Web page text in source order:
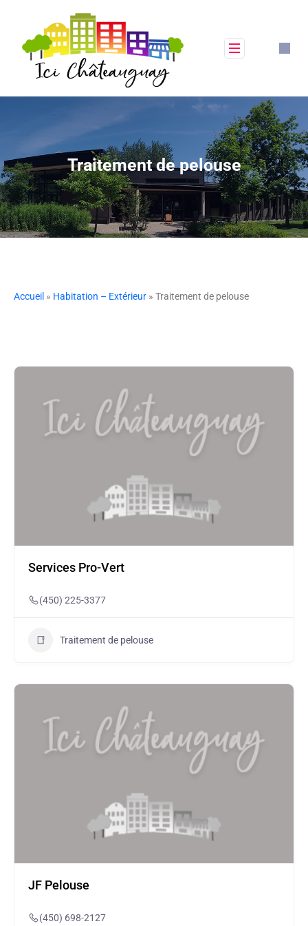
Traitement de pelouse
Accueil » Habitation – Extérieur » Traitement de pelouse
Services Pro-Vert
(450) 225-3377
Traitement de pelouse
JF Pelouse
(450) 698-2127